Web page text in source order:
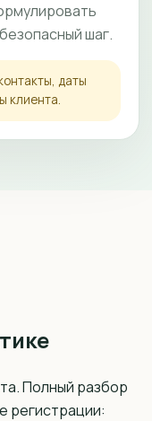
шаг.
даты
клиента.
Полный разбор
регистрации: